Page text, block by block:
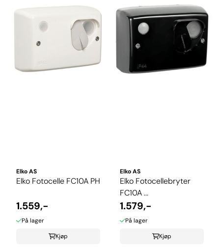
Elko AS
Elko Fotocelle FC10A PH
1.559,-
På lager
Kjøp
Elko AS
Elko Fotocellebryter
FC10A ...
1.579,-
På lager
Kjøp